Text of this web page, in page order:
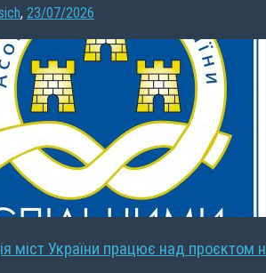
, 23/07/2026
міст України працює над проєктом